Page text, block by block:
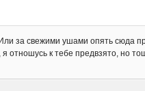
за свежими ушами опять сюда
к тебе предвзято, но